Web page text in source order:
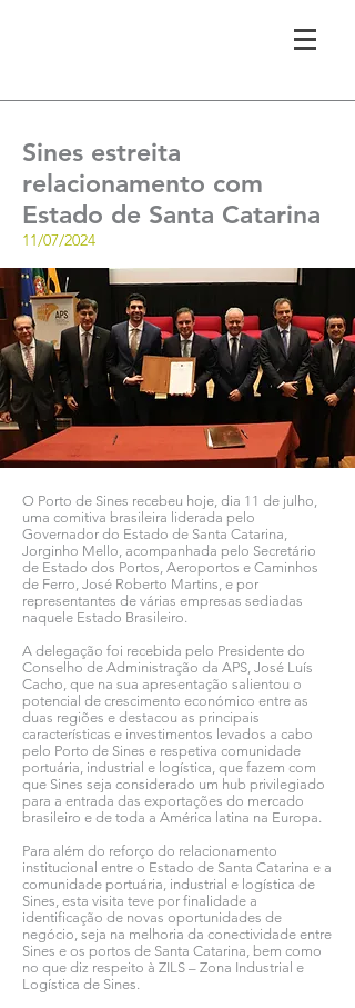
Sines estreita
relacionamento com
Estado de Santa Catarina
11/07/2024
O Porto de Sines recebeu hoje, dia 11 de julho,
uma comitiva brasileira liderada pelo
Governador do Estado de Santa Catarina,
Jorginho Mello, acompanhada pelo Secretário
de Estado dos Portos, Aeroportos e Caminhos
de Ferro, José Roberto Martins, e por
representantes de várias empresas sediadas
naquele Estado Brasileiro.
A delegação foi recebida pelo Presidente do
Conselho de Administração da APS, José Luís
Cacho, que na sua apresentação salientou o
potencial de crescimento económico entre as
duas regiões e destacou as principais
características e investimentos levados a cabo
pelo Porto de Sines e respetiva comunidade
portuária, industrial e logística, que fazem com
que Sines seja considerado um hub privilegiado
para a entrada das exportações do mercado
brasileiro e de toda a América latina na Europa.
Para além do reforço do relacionamento
institucional entre o Estado de Santa Catarina e a
comunidade portuária, industrial e logística de
Sines, esta visita teve por finalidade a
identificação de novas oportunidades de
negócio, seja na melhoria da conectividade entre
Sines e os portos de Santa Catarina, bem como
no que diz respeito à ZILS – Zona Industrial e
Logística de Sines.